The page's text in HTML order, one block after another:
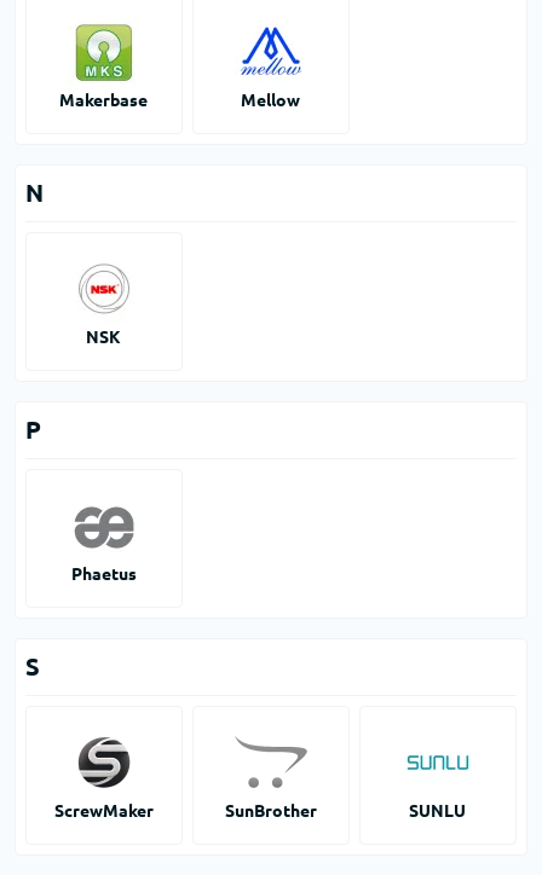
Makerbase Mellow
N
NSK
P
Phaetus
S
ScrewMaker SunBrother SUNLU